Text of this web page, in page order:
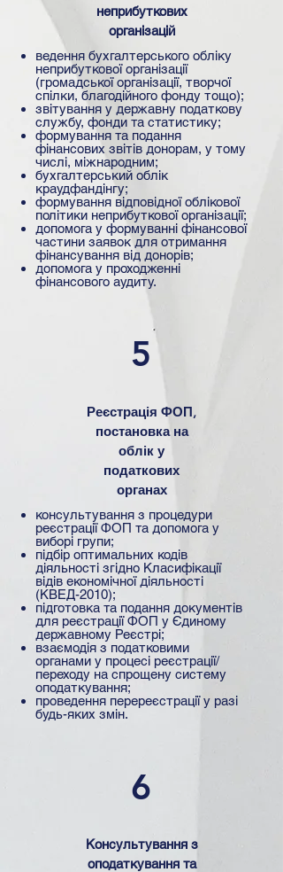
неприбуткових
організацій
ведення бухгалтерського обліку
неприбуткової організації
(громадської організації, творчої
спілки, благодійного фонду тощо);
звітування у державну податкову
службу, фонди та статистику;
формування та подання
фінансових звітів донорам, у тому
числі, міжнародним;
бухгалтерський облік
краудфандінгу;
формування відповідної облікової
політики неприбуткової організації;
допомога у формуванні фінансової
частини заявок для отримання
фінансування від донорів;
допомога у проходженні
фінансового аудиту.
5
Реєстрація ФОП,
постановка на
облік у
податкових
органах
консультування з процедури
реєстрації ФОП та допомога у
виборі групи;
підбір оптимальних кодів
діяльності згідно Класифікації
відів економічної діяльності
(КВЕД-2010);
підготовка та подання документів
для реєстрації ФОП у Єдиному
державному Реєстрі;
взаємодія з податковими
органами у процесі реєстрації/
переходу на спрощену систему
оподаткування;
проведення перереєстрації у разі
будь-яких змін.
6
Консультування з
оподаткування та